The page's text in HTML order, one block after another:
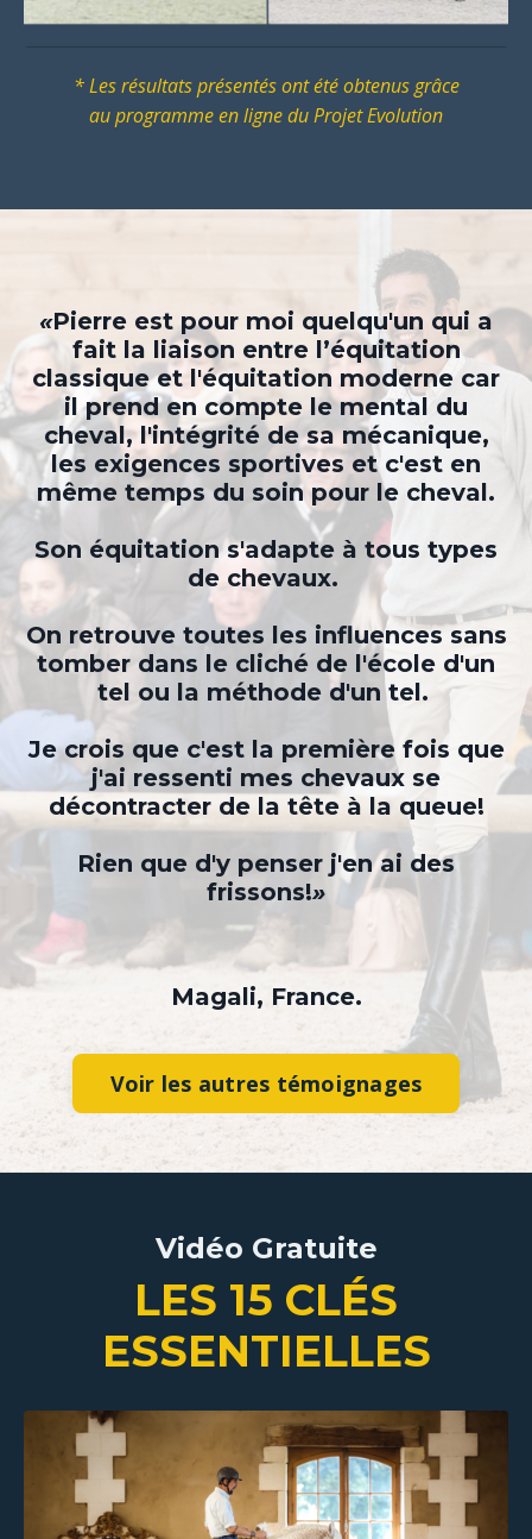
* Les résultats présentés ont été obtenus grâce
auprogramme en ligne du Projet Evolution
«Pierre est pour moi quelqu'un qui a
fait la liaison entre l’équitation
classique et l'équitation moderne car
il prend en compte le mental du
cheval, l'intégrité de sa mécanique,
les exigences sportives et c'est en
même temps du soin pour le cheval.
Son équitation s'adapte à tous types
de chevaux.
On retrouve toutes les influences sans
tomber dans le cliché de l'école d'un
tel ou la méthode d'un tel.
Je crois que c'est la première fois que
j'ai ressenti mes chevaux se
décontracter de la tête à la queue!
Rien que d'y penser j'en ai des
frissons!»
Magali, France.
Voir les autres témoignages
Vidéo Gratuite
LES 15 CLÉS
ESSENTIELLES